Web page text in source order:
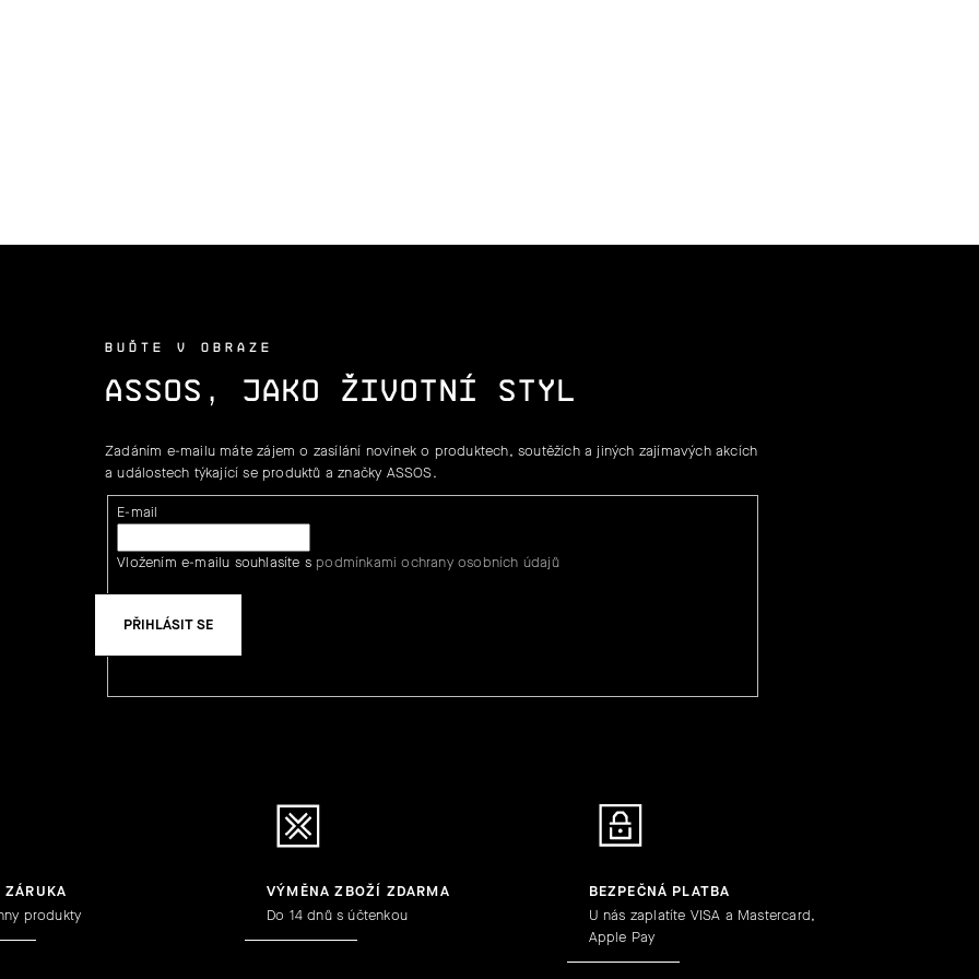
BUĎTE V OBRAZE
ASSOS, JAKO ŽIVOTNÍ STYL
Zadáním e-mailu máte zájem o zasílání novinek o produktech, soutěžích a jiných zajímavých akcích
a událostech týkající se produktů a značky ASSOS.
E-mail
Vložením e-mailu souhlasíte s podmínkami ochrany osobních údajů
PŘIHLÁSIT SE
ZÁRUKA
produkty
VÝMĚNA ZBOŽÍ ZDARMA
Do 14 dnů s účtenkou
BEZPEČNÁ PLATBA
U nás zaplatíte VISA a Mastercard,
Apple Pay